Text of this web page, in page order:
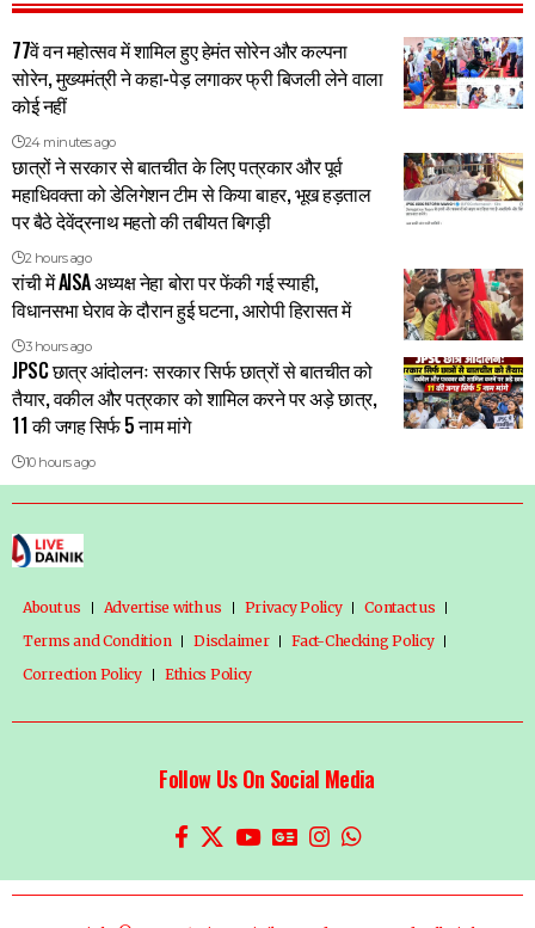
77वें वन महोत्सव में शामिल हुए हेमंत सोरेन और कल्पना
सोरेन, मुख्यमंत्री ने कहा-पेड़ लगाकर फ्री बिजली लेने वाला
कोई नहीं
24 minutes ago
छात्रों ने सरकार से बातचीत के लिए पत्रकार और पूर्व
महाधिवक्ता को डेलिगेशन टीम से किया बाहर, भूख हड़ताल
पर बैठे देवेंद्रनाथ महतो की तबीयत बिगड़ी
2 hours ago
रांची में AISA अध्यक्ष नेहा बोरा पर फेंकी गई स्याही,
विधानसभा घेराव के दौरान हुई घटना, आरोपी हिरासत में
3 hours ago
JPSC छात्र आंदोलनः सरकार सिर्फ छात्रों से बातचीत को
तैयार, वकील और पत्रकार को शामिल करने पर अड़े छात्र,
11 की जगह सिर्फ 5 नाम मांगे
10 hours ago
About us Advertise with us Privacy Policy
Contact us
Terms and Condition
Disclaimer
Fact-Checking Policy
Correction Policy
Ethics Policy
Follow Us On Social Media